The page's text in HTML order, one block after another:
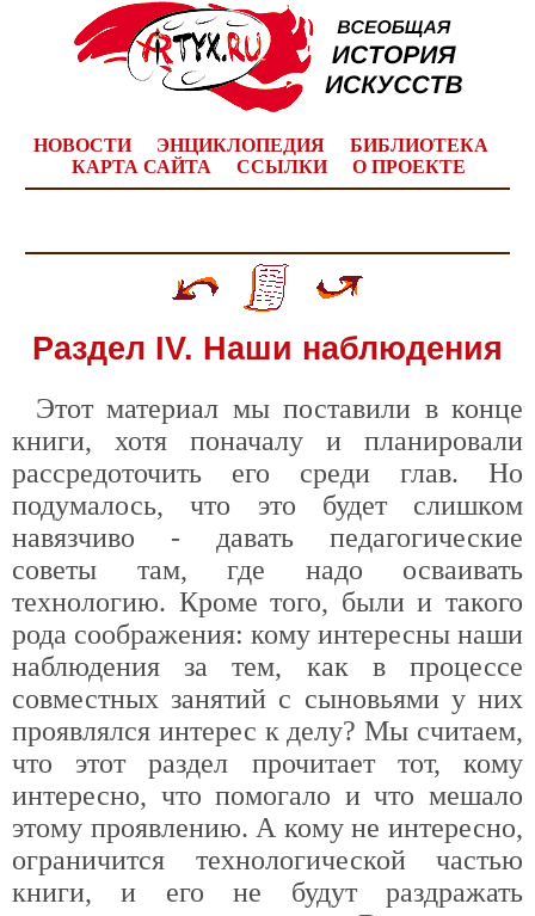
НОВОСТИ ЭНЦИКЛОПЕДИЯ
БИБЛИОТЕКА
КАРТА САЙТА
ССЫЛКИ О ПРОЕКТЕ
Раздел IV. Наши наблюдения
Этот материал мы поставили в конце
книги, хотя поначалу и планировали
рассредоточить его среди глав. Но
подумалось, что это будет слишком
навязчиво - давать педагогические
советы там, где надо осваивать
технологию. Кроме того, были и такого
рода соображения: кому интересны наши
наблюдения за тем, как в процессе
совместных занятий с сыновьями у них
проявлялся интерес к делу? Мы считаем,
что этот раздел прочитает тот, кому
интересно, что помогало и что мешало
этому проявлению. А кому не интересно,
ограничится технологической частью
книги, и его не будут раздражать